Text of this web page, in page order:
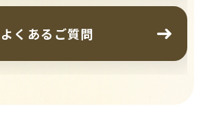
よくあるご質問